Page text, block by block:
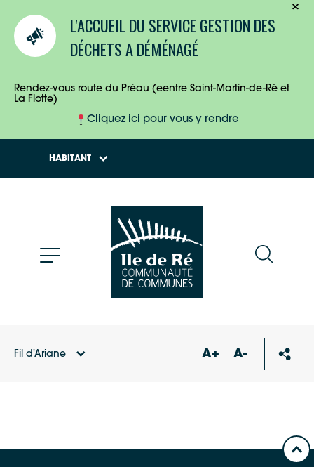
L'ACCUEIL DU SERVICE GESTION DES
DÉCHETS A DÉMÉNAGÉ
Rendez-vous route du Préau (eentre Saint-Martin-de-Ré et
La Flotte)
Cliquez ici pour vous y rendre
HABITANT
ENTREPRISES
Fil d'Ariane A+ A-